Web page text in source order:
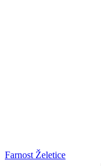
Farnost Želetice